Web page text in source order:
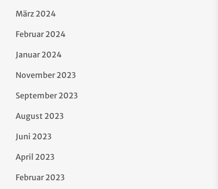
März 2024
Februar 2024
Januar 2024
November 2023
September 2023
August 2023
Juni 2023
April 2023
Februar 2023